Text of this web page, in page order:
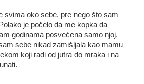
svima oko sebe, pre nego što sam
je počelo da me kopka da
godinama posvećena samo njoj,
sebe nikad zamišljala kao mamu
koji radi od jutra do mraka i na